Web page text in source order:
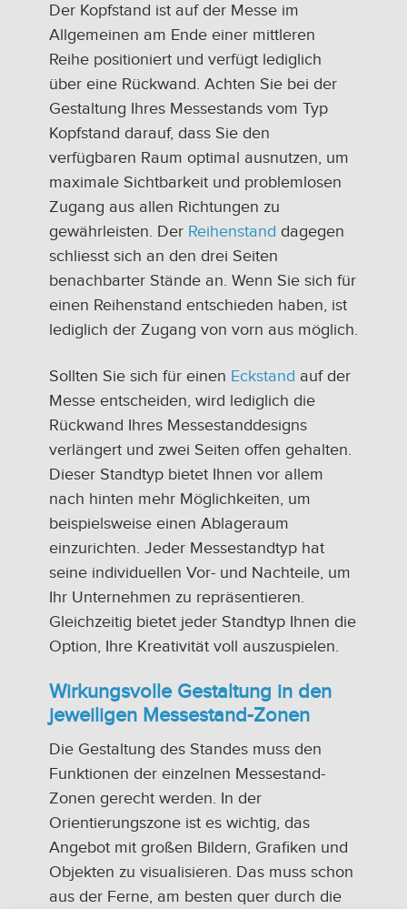
Der Kopfstand ist auf der Messe im
Allgemeinen am Ende einer mittleren
Reihe positioniert und verfügt lediglich
über eine Rückwand. Achten Sie bei der
Gestaltung Ihres Messestands vom Typ
Kopfstand darauf, dass Sie den
verfügbaren Raum optimal ausnutzen, um
maximale Sichtbarkeit und problemlosen
Zugang aus allen Richtungen zu
gewährleisten. Der Reihenstand dagegen
schliesst sich an den drei Seiten
benachbarter Stände an. Wenn Sie sich für
einen Reihenstand entschieden haben, ist
lediglich der Zugang von vorn aus möglich.
Sollten Sie sich für einen Eckstand auf der
Messe entscheiden, wird lediglich die
Rückwand Ihres Messestanddesigns
verlängert und zwei Seiten offen gehalten.
Dieser Standtyp bietet Ihnen vor allem
nach hinten mehr Möglichkeiten, um
beispielsweise einen Ablageraum
einzurichten. Jeder Messestandtyp hat
seine individuellen Vor- und Nachteile, um
Ihr Unternehmen zu repräsentieren.
Gleichzeitig bietet jeder Standtyp Ihnen die
Option, Ihre Kreativität voll auszuspielen.
Wirkungsvolle Gestaltung in den
jeweiligen Messestand-Zonen
Die Gestaltung des Standes muss den
Funktionen der einzelnen Messestand-
Zonen gerecht werden. In der
Orientierungszone ist es wichtig, das
Angebot mit großen Bildern, Grafiken und
Objekten zu visualisieren. Das muss schon
aus der Ferne, am besten quer durch die